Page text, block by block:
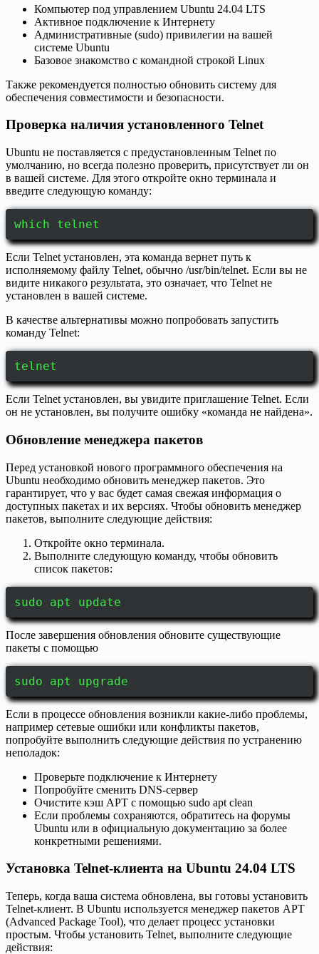
Компьютер под управлением Ubuntu 24.04 LTS
Активное подключение к Интернету
Административные (sudo) привилегии на вашей
системе Ubuntu
Базовое знакомство с командной строкой Linux
Также рекомендуется полностью обновить систему для
обеспечения совместимости и безопасности.
Проверка наличия установленного Telnet
Ubuntu не поставляется с предустановленным Telnet по
умолчанию, но всегда полезно проверить, присутствует ли он
в вашей системе. Для этого откройте окно терминала и
введите следующую команду:
which telnet
Если Telnet установлен, эта команда вернет путь к
исполняемому файлу Telnet, обычно /usr/bin/telnet. Если вы не
видите никакого результата, это означает, что Telnet не
установлен в вашей системе.
В качестве альтернативы можно попробовать запустить
команду Telnet:
telnet
Если Telnet установлен, вы увидите приглашение Telnet. Если
он не установлен, вы получите ошибку «команда не найдена».
Обновление менеджера пакетов
Перед установкой нового программного обеспечения на
Ubuntu необходимо обновить менеджер пакетов. Это
гарантирует, что у вас будет самая свежая информация о
доступных пакетах и их версиях. Чтобы обновить менеджер
пакетов, выполните следующие действия:
Откройте окно терминала.
Выполните следующую команду, чтобы обновить
список пакетов:
sudo apt update
После завершения обновления обновите существующие
пакеты с помощью
sudo apt upgrade
Если в процессе обновления возникли какие-либо проблемы,
например сетевые ошибки или конфликты пакетов,
попробуйте выполнить следующие действия по устранению
неполадок:
Проверьте подключение к Интернету
Попробуйте сменить DNS-сервер
Очистите кэш APT с помощью sudo apt clean
Если проблемы сохраняются, обратитесь на форумы
Ubuntu или в официальную документацию за более
конкретными решениями.
Установка Telnet-клиента на Ubuntu 24.04 LTS
Теперь, когда ваша система обновлена, вы готовы установить
Telnet-клиент. В Ubuntu используется менеджер пакетов APT
(Advanced Package Tool), что делает процесс установки
простым. Чтобы установить Telnet, выполните следующие
действия: